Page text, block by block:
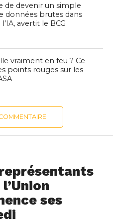
de devenir un simple
données brutes dans
avertit le BCG
vraiment en feu ? Ce
points rouges sur les
ses